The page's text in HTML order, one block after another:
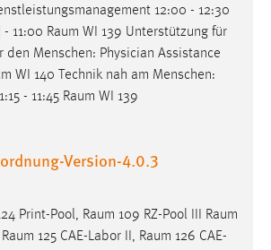
12:00 - 12:30
- 11:00 Raum WI 139 Unterstützung für
den Menschen: Physician Assistance
WI 140 Technik nah am Menschen:
- 11:45 Raum WI 139
Version-4.0.3
Print-Pool, Raum 109 RZ-Pool III Raum
Raum 125 CAE-Labor II, Raum 126 CAE-
personalisierte Werbung anzuzeigen.
sie Besucher über Websites